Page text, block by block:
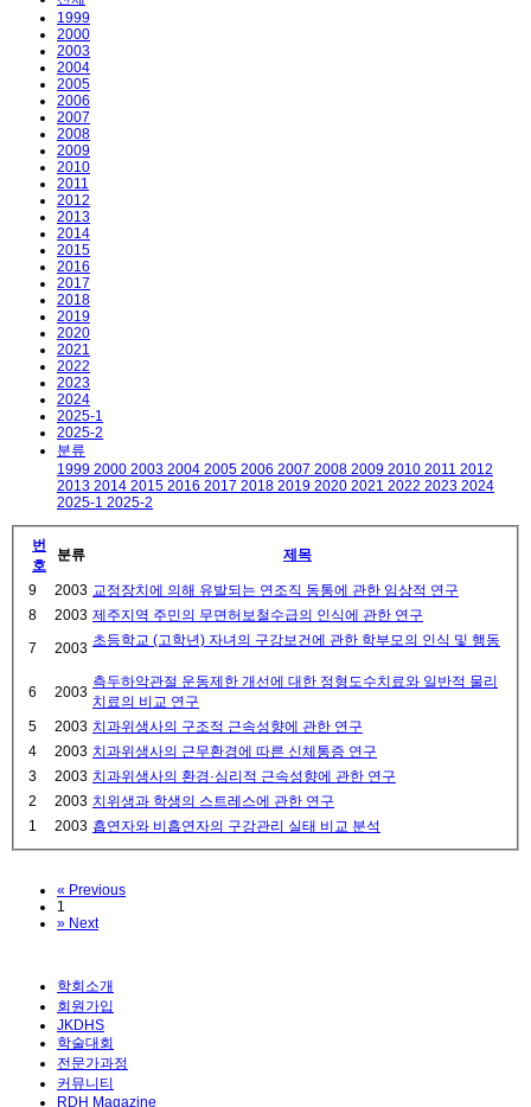
1999
2000
2003
2004
2005
2006
2007
2008
2009
2010
2011
2012
2013
2014
2015
2016
2017
2018
2019
2020
2021
2022
2023
2024
2025-1
2025-2
분류
1999 2000 2003 2004 2005 2006 2007 2008 2009 2010 2011 2012
2013 2014 2015 2016 2017 2018 2019 2020 2021 2022 2023 2024
2025-1 2025-2
번
호
분류 제목
9 2003 교정장치에 의해 유발되는 연조직 동통에 관한 임상적 연구
8
2003 제주지역 주민의 무면허보철수급의 인식에 관한 연구
7
2003 초등학교 (고학년) 자녀의 구강보건에 관한 학부모의 인식 및 행동
6 2003
측두하악관절 운동제한 개선에 대한 정형도수치료와 일반적 물리
치료의 비교 연구
5
2003 치과위생사의 구조적 근속성향에 관한 연구
4
2003 치과위생사의 근무환경에 따른 신체통증 연구
3
2003 치과위생사의 환경·심리적 근속성향에 관한 연구
2
2003 치위생과 학생의 스트레스에 관한 연구
1
2003 흡연자와 비흡연자의 구강관리 실태 비교 분석
« Previous
1
» Next
학회소개
회원가입
JKDHS
학술대회
전문가과정
커뮤니티
RDH Magazine